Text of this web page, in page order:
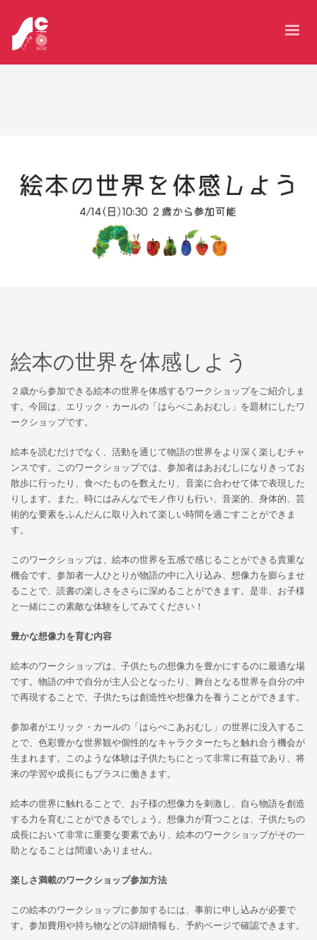
絵本の世界を体感しよう
２歳から参加できる絵本の世界を体感するワークショップをご紹介しま
す。今回は、エリック・カールの「はらぺこあおむし」を題材にしたワ
ークショップです。
絵本を読むだけでなく、活動を通じて物語の世界をより深く楽しむチャ
ンスです。このワークショップでは、参加者はあおむしになりきってお
散歩に行ったり、食べたものを数えたり、音楽に合わせて体で表現した
りします。また、時にはみんなでモノ作りも行い、音楽的、身体的、芸
術的な要素をふんだんに取り入れて楽しい時間を過ごすことができま
す。
このワークショップは、絵本の世界を五感で感じることができる貴重な
機会です。参加者一人ひとりが物語の中に入り込み、想像力を膨らませ
ることで、読書の楽しさをさらに深めることができます。是非、お子様
と一緒にこの素敵な体験をしてみてください！
豊かな想像力を育む内容
絵本のワークショップは、子供たちの想像力を豊かにするのに最適な場
です。物語の中で自分が主人公となったり、舞台となる世界を自分の中
で再現することで、子供たちは創造性や想像力を養うことができます。
参加者がエリック・カールの「はらぺこあおむし」の世界に没入するこ
とで、色彩豊かな世界観や個性的なキャラクターたちと触れ合う機会が
生まれます。このような体験は子供たちにとって非常に有益であり、将
来の学習や成長にもプラスに働きます。
絵本の世界に触れることで、お子様の想像力を刺激し、自ら物語を創造
する力を育むことができるでしょう。想像力が育つことは、子供たちの
成長において非常に重要な要素であり、絵本のワークショップがその一
助となることは間違いありません。
楽しさ満載のワークショップ参加方法
この絵本のワークショップに参加するには、事前に申し込みが必要で
す。参加費用や持ち物などの詳細情報も、予約ページで確認できます。